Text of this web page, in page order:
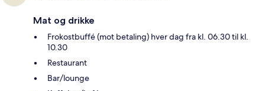
Mat og drikke
Frokostbuffé (mot betaling) hver dag fra kl. 06.30 til kl.
10.30
Restaurant
Bar/lounge